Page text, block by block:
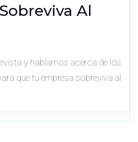
Al
y hablamos acerca de los
que tu empresa sobreviva al